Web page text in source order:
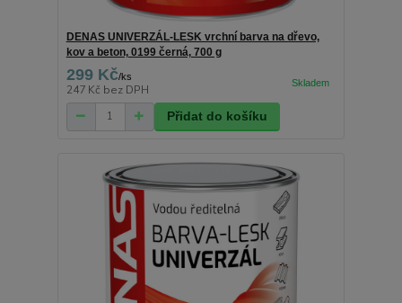
DENAS UNIVERZÁL-LESK vrchní barva na dřevo,
kov a beton, 0199 černá, 700 g
299 Kč/ks
247 Kč bez DPH
Přidat do košíku